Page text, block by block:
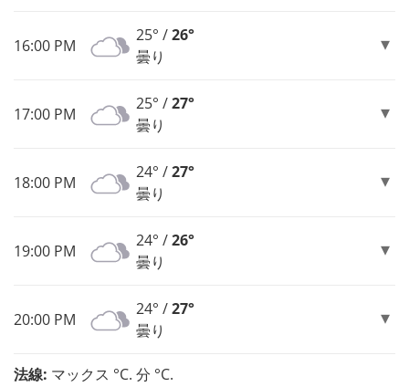
16:00 PM
25° /26°
曇り
17:00 PM
25° /27°
曇り
18:00 PM
24° /27°
曇り
19:00 PM
24° /26°
曇り
20:00 PM
24° /27°
曇り
法線: マックス °C. 分 °C.